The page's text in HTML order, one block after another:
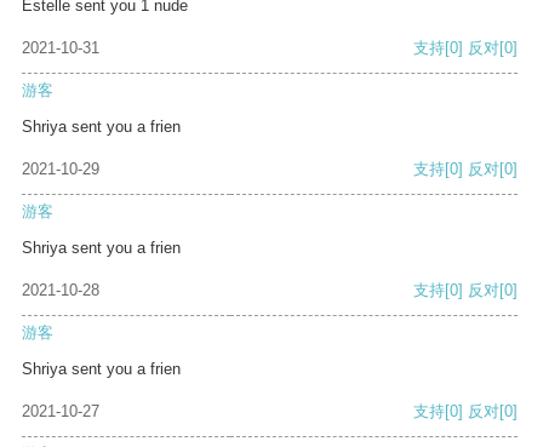
Estelle sent you 1 nude
2021-10-31 支持[0] 反对[0]
游客
Shriya sent you a frien
2021-10-29 支持[0] 反对[0]
游客
Shriya sent you a frien
2021-10-28 支持[0] 反对[0]
游客
Shriya sent you a frien
2021-10-27 支持[0] 反对[0]